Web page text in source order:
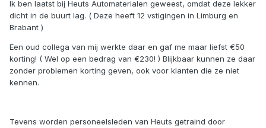
Ik ben laatst bij Heuts Automaterialen geweest, omdat deze lekker
dicht in de buurt lag. ( Deze heeft 12 vstigingen in Limburg en
Brabant )
Een oud collega van mij werkte daar en gaf me maar liefst €50
korting! ( Wel op een bedrag van €230! ) Blijkbaar kunnen ze daar
zonder problemen korting geven, ook voor klanten die ze niet
kennen.
Tevens worden personeelsleden van Heuts getraind door